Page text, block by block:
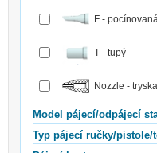
F -
T - tupý
Nozzle - tryska
Model pájecí/odpájecí
Typ pájecí ručky/pistole/